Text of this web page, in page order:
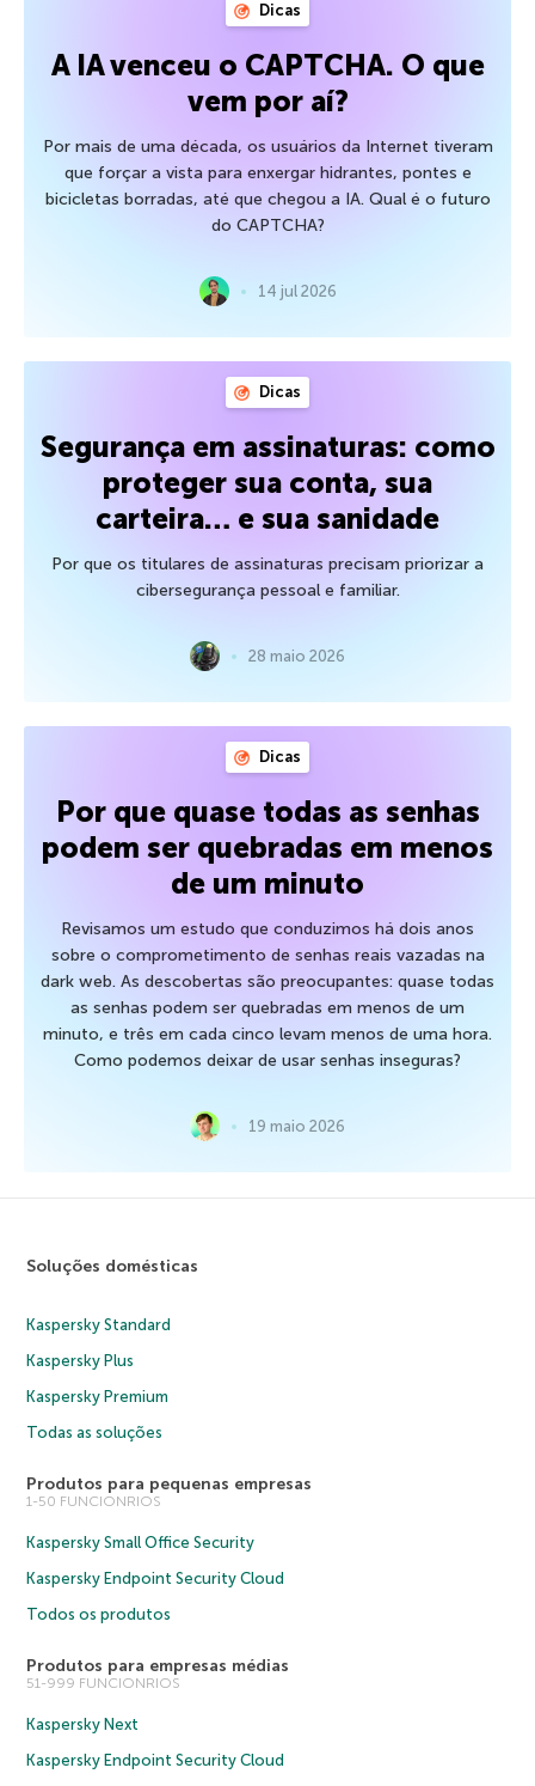
Dicas
A IA venceu o CAPTCHA. O que
vem por aí?
Por mais de uma década, os usuários da Internet tiveram
que forçar a vista para enxergar hidrantes, pontes e
bicicletas borradas, até que chegou a IA. Qual é o futuro
do CAPTCHA?
14 jul 2026
Dicas
Segurança em assinaturas: como
proteger sua conta, sua
carteira… e sua sanidade
Por que os titulares de assinaturas precisam priorizar a
cibersegurança pessoal e familiar.
28 maio 2026
Dicas
Por que quase todas as senhas
podem ser quebradas em menos
de um minuto
Revisamos um estudo que conduzimos há dois anos
sobre o comprometimento de senhas reais vazadas na
dark web. As descobertas são preocupantes: quase todas
as senhas podem ser quebradas em menos de um
minuto, e três em cada cinco levam menos de uma hora.
Como podemos deixar de usar senhas inseguras?
19 maio 2026
Soluções domésticas
Kaspersky Standard
Kaspersky Plus
Kaspersky Premium
Todas as soluções
Produtos para pequenas empresas
1-50 FUNCIONRIOS
Kaspersky Small Office Security
Kaspersky Endpoint Security Cloud
Todos os produtos
Produtos para empresas médias
51-999 FUNCIONRIOS
Kaspersky Next
Kaspersky Endpoint Security Cloud